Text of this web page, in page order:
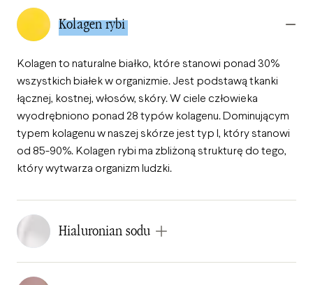
Kolagen rybi
Kolagen to naturalne białko, które stanowi ponad 30%
wszystkich białek w organizmie. Jest podstawą tkanki
łącznej, kostnej, włosów, skóry. W ciele człowieka
wyodrębniono ponad 28 typów kolagenu. Dominującym
typem kolagenu w naszej skórze jest typ I, który stanowi
od 85-90%. Kolagen rybi ma zbliżoną strukturę do tego,
który wytwarza organizm ludzki.
Hialuronian sodu